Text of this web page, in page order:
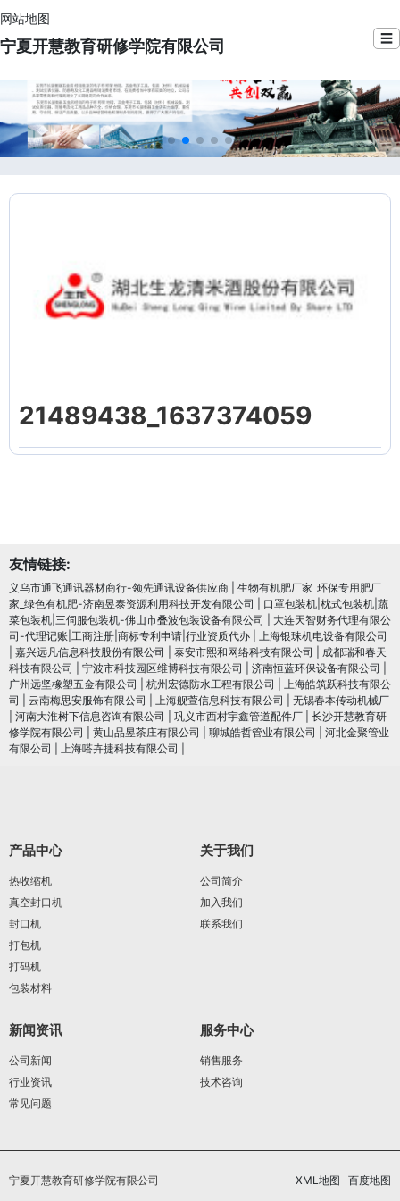
网站地图
宁夏开慧教育研修学院有限公司 ☰
21489438_1637374059
友情链接:
义乌市通飞通讯器材商行-领先通讯设备供应商
生物有机肥厂家_环保专用肥厂
家_绿色有机肥-济南昱泰资源利用科技开发有限公司
口罩包装机|枕式包装机|蔬
菜包装机|三伺服包装机-佛山市叠波包装设备有限公司
大连天智财务代理有限公
司-代理记账|工商注册|商标专利申请|行业资质代办
上海银珠机电设备有限公司
嘉兴远凡信息科技股份有限公司 泰安市熙和网络科技有限公司
成都瑞和春天
科技有限公司
宁波市科技园区维博科技有限公司 济南恒蓝环保设备有限公司
广州远坚橡塑五金有限公司
杭州宏德防水工程有限公司
上海皓筑跃科技有限公
司
云南梅思安服饰有限公司 上海舰萱信息科技有限公司
无锡春本传动机械厂
河南大淮树下信息咨询有限公司 巩义市西村宇鑫管道配件厂
长沙开慧教育研
修学院有限公司
黄山品昱茶庄有限公司 聊城皓哲管业有限公司
河北金聚管业
有限公司
上海嗒卉捷科技有限公司
产品中心
热收缩机
真空封口机
封口机
打包机
打码机
包装材料
关于我们
公司简介
加入我们
联系我们
新闻资讯
公司新闻
行业资讯
常见问题
服务中心
销售服务
技术咨询
宁夏开慧教育研修学院有限公司 XML地图 百度地图